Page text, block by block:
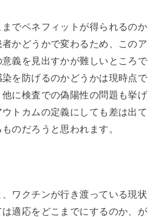
でベネフィットが得られるのか
かどうかで変わるため、このア
義を見出すかが難しいところで
を防げるのかどうかは現時点で
に検査での偽陽性の問題も挙げ
トカムの定義にしても差は出て
のだろうと思われます。
ワクチンが行き渡っている現状
適応をどこまでにするのか、が